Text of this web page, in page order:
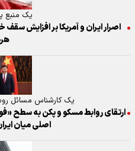
یک منبع
اصرار ایران و آمریکا بر افزایش سقف
یک کارشناس مسائل
ارتقای روابط مسکو و پکن به سطح
اصلی میان